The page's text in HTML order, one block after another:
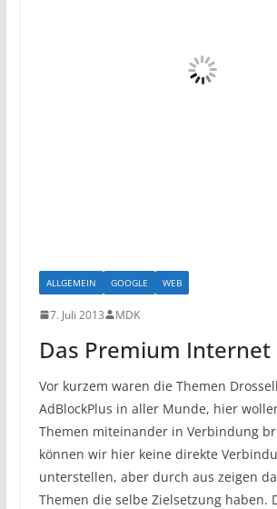
ALLGEMEIN GOOGLE WEB
7. Juli 2013 MDK
Das Premium Internet
Vor kurzem waren die Themen
AdBlockPlus in aller Munde, hier
Themen miteinander in Verbindung
können wir hier keine direkte
unterstellen, aber durch aus zeigen
Themen die selbe Zielsetzung haben.